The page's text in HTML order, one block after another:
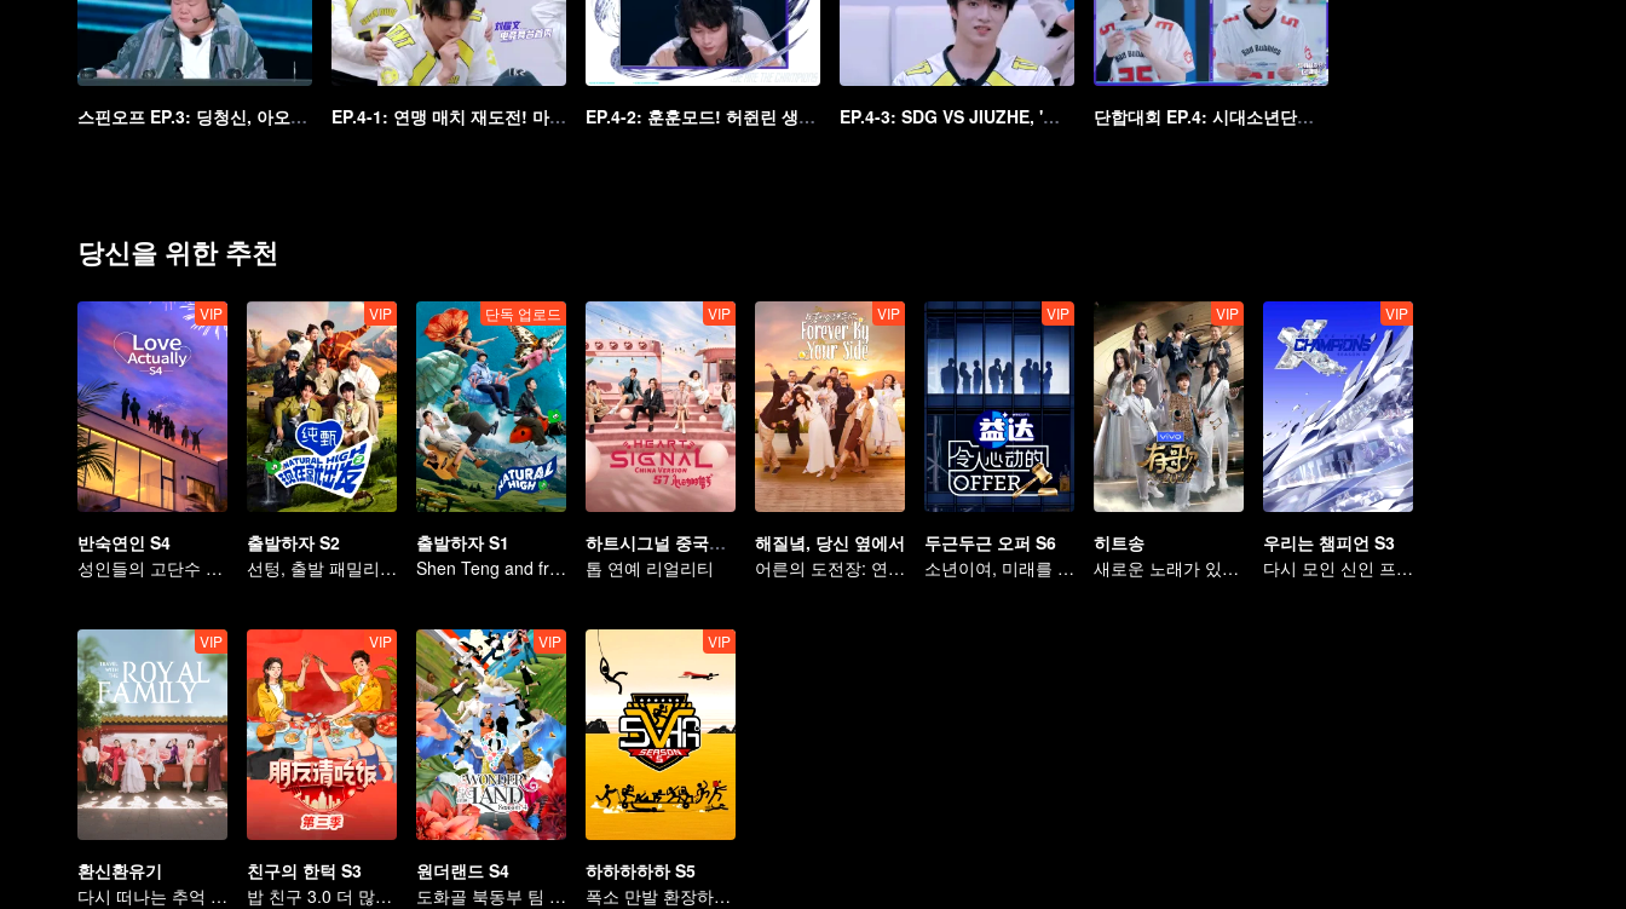
스핀오프 EP.3: 딩청신, 아오쯔이 케미 돋는 팀플, 협곡을 놀라게 한 토크쇼 팀! EP.4-1: 연맹 매치 재도전! 마오더우, 멍촨 맞아서 고통 마스크 EP.4-2: 훈훈모드! 허쥔린 생일 챙겨주는 시대소년단 EP.4-3: SDG VS JIUZHE, '판매왕'으로 변신한 황밍하오! 단합대회 EP.4: 시대소년단이 말아주는 '다크 음료'
당신을 위한 추천
VIP
반숙연인 S4
성인들의 고단수 밀당
VIP
출발하자 S2
선텅, 출발 패밀리와 함께 충만한 에너지로 복귀
단독 업로드
출발하자 S1
Shen Teng and friends' happy outing
VIP
하트시그널 중국판 시즌 7
톱 연예 리얼리티
VIP
해질녘, 당신 옆에서
어른의 도전장: 연애 예능에 떨어진 그들
VIP
두근두근 오퍼 S6
소년이여, 미래를 기대하라
VIP
히트송
새로운 노래가 있어야 산다
VIP
우리는 챔피언 S3
다시 모인 신인 프로게이머
VIP
환신환유기
다시 떠나는 추억 여행
VIP
친구의 한턱 S3
밥 친구 3.0 더 많은 미식이 찾아옵니다
VIP
원더랜드 S4
도화골 북동부 팀 빌딩 여행
VIP
하하하하하 S5
폭소 만발 환장하는 여행